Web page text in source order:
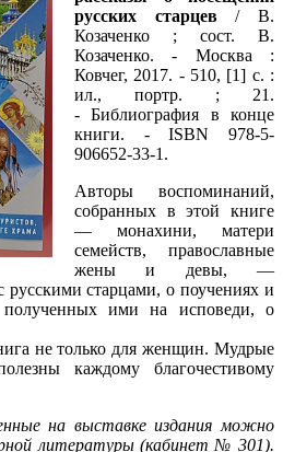
русских старцев/ В.
Козаченко ; сост. В.
Козаченко. - Москва :
Ковчег, 2017. - 510, [1] с. :
ил., портр. ; 21.
- Библиография в конце
книги. - ISBN 978-5-
906652-33-1.
Авторы воспоминаний,
собранных в этой книге
— монахини, матери
семейств, православные
жены и девы, —
русскими старцами, о поучениях и
полученных ими на исповеди, о
не только для женщин. Мудрые
каждому благочестивому
на выставке издания можно
литературы (кабинет № 301).